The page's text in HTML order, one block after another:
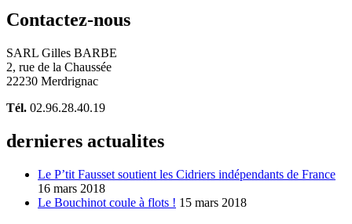
Contactez-nous
SARL Gilles BARBE
2, rue de la Chaussée
22230 Merdrignac
Tél. 02.96.28.40.19
dernieres actualites
Le P’tit Fausset soutient les Cidriers indépendants de France
16 mars 2018
Le Bouchinot coule à flots ! 15 mars 2018